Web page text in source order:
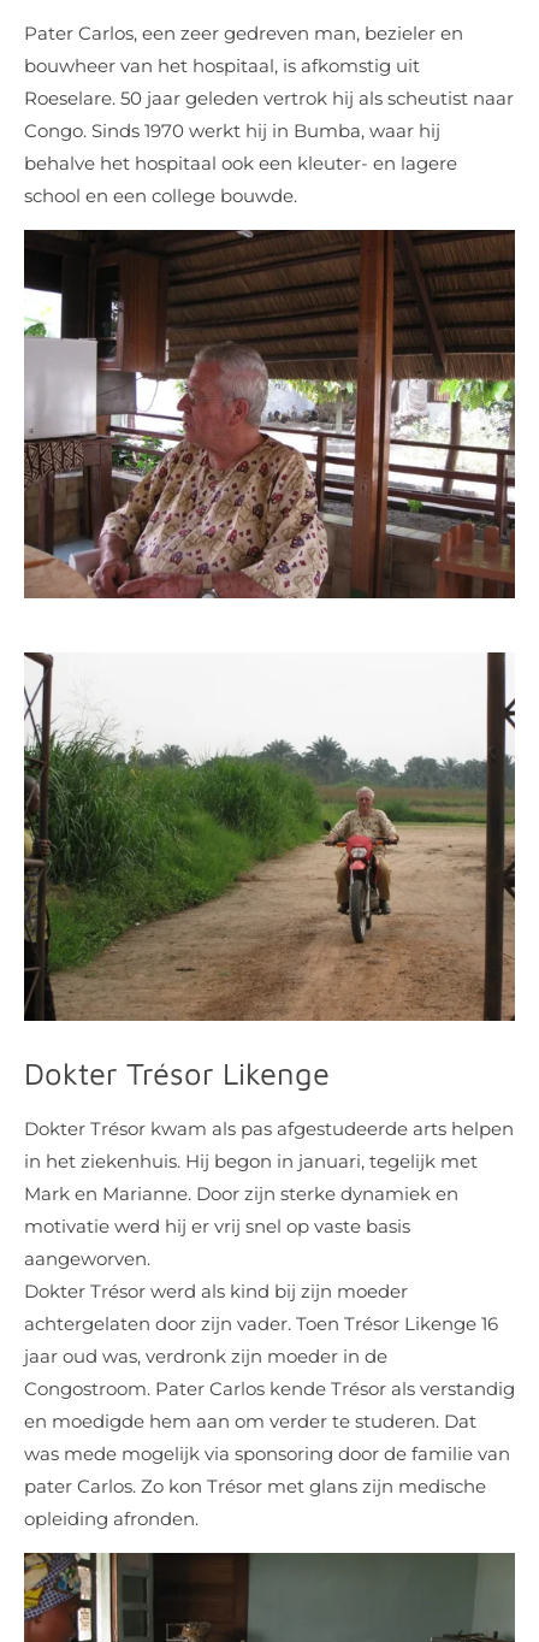
Pater Carlos, een zeer gedreven man, bezieler en
bouwheer van het hospitaal, is afkomstig uit
Roeselare. 50 jaar geleden vertrok hij als scheutist naar
Congo. Sinds 1970 werkt hij in Bumba, waar hij
behalve het hospitaal ook een kleuter- en lagere
school en een college bouwde.
Dokter Trésor Likenge
Dokter Trésor kwam als pas afgestudeerde arts helpen
in het ziekenhuis. Hij begon in januari, tegelijk met
Mark en Marianne. Door zijn sterke dynamiek en
motivatie werd hij er vrij snel op vaste basis
aangeworven.
Dokter Trésor werd als kind bij zijn moeder
achtergelaten door zijn vader. Toen Trésor Likenge 16
jaar oud was, verdronk zijn moeder in de
Congostroom. Pater Carlos kende Trésor als verstandig
en moedigde hem aan om verder te studeren. Dat
was mede mogelijk via sponsoring door de familie van
pater Carlos. Zo kon Trésor met glans zijn medische
opleiding afronden.